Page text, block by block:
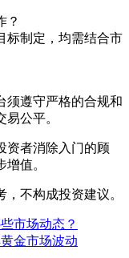
？
标制定，均需结合市
须遵守严格的合规和
公平。
资者消除入门的顾
值。
不构成投资建议。
市场动态？
金市场波动